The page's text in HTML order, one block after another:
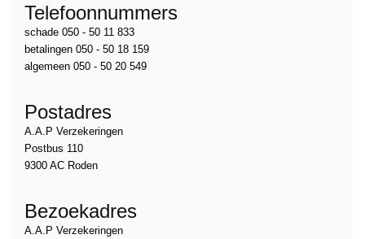
Telefoonnummers
schade 050 - 50 11 833
betalingen 050 - 50 18 159
algemeen 050 - 50 20 549
Postadres
A.A.P Verzekeringen
Postbus 110
9300 AC Roden
Bezoekadres
A.A.P Verzekeringen